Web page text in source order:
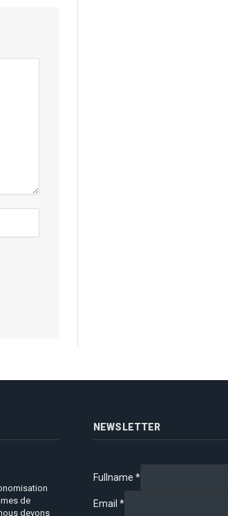
de
devons
NEWSLETTER
Fullname *
Email *